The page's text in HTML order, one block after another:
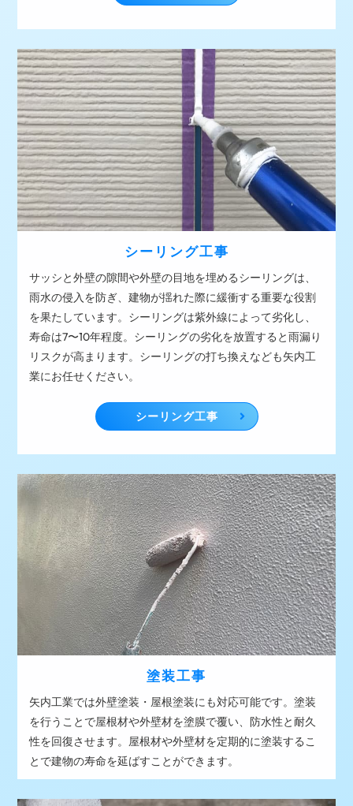
シーリング工事
サッシと外壁の隙間や外壁の目地を埋めるシーリングは、
雨水の侵入を防ぎ、建物が揺れた際に緩衝する重要な役割
を果たしています。シーリングは紫外線によって劣化し、
寿命は7〜10年程度。シーリングの劣化を放置すると雨漏り
リスクが高まります。シーリングの打ち換えなども矢内工
業にお任せください。
シーリング工事
塗装工事
矢内工業では外壁塗装・屋根塗装にも対応可能です。塗装
を行うことで屋根材や外壁材を塗膜で覆い、防水性と耐久
性を回復させます。屋根材や外壁材を定期的に塗装するこ
とで建物の寿命を延ばすことができます。